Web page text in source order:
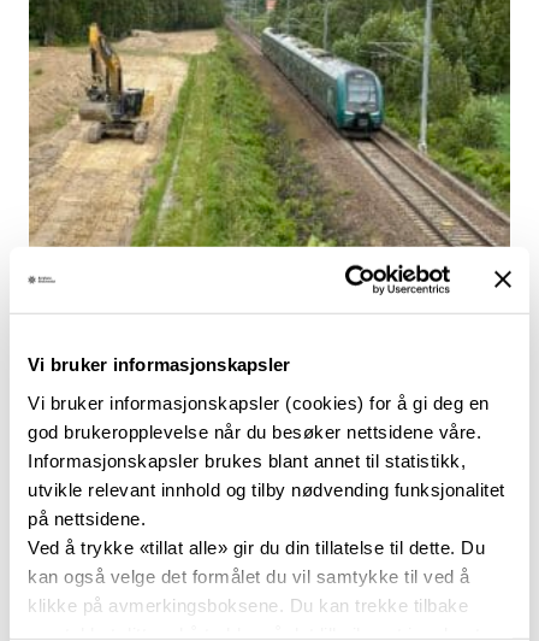
Vi bruker informasjonskapsler
Vi bruker informasjonskapsler (cookies) for å gi deg en
god brukeropplevelse når du besøker nettsidene våre.
Informasjonskapsler brukes blant annet til statistikk,
utvikle relevant innhold og tilby nødvending funksjonalitet
på nettsidene.
Ved å trykke «tillat alle» gir du din tillatelse til dette. Du
kan også velge det formålet du vil samtykke til ved å
klikke på avmerkingsboksene. Du kan trekke tilbake
19. juni 2025 Persontrafikk
I gang med kapasitetsutviding
Bane NOR har no starta opp arbeida med å auke
kapasiteten på den hardt pressa Kongsvingerbanen. Det
skal gi både plass til fleire tog og lengre tog. Eit viktig
element i kapasitetsauken er å kunne køyre godstog
mellom Oslo og Narvik på heile 740 meters lengd.
Kongsvingerbanen frå Lillestrøm til svenskegrensa ved
Magnor har svært tett trafikk.